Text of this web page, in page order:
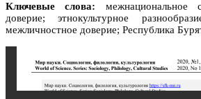
Ключевые слова: межнациональное
доверие; этнокультурное
межличностное доверие; Республика